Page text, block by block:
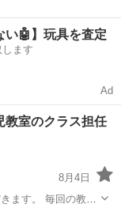
い🤖】玩具を査定
ます
Ad
教室のクラス担任
8月4日
ます。 毎回の教室